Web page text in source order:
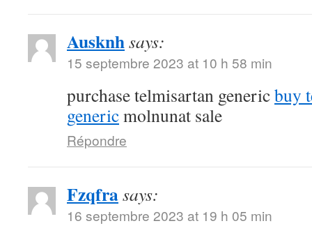
Ausknhsays:
15 septembre 2023 at 10 h 58 min
purchase telmisartan genericbuy
genericmolnunat sale
Répondre
Fzqfrasays:
16 septembre 2023 at 19 h 05 min